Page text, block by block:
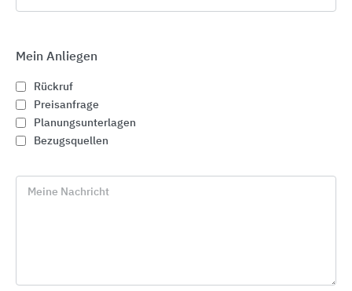
Mein Anliegen
Rückruf
Preisanfrage
Planungsunterlagen
Bezugsquellen
Meine Nachricht